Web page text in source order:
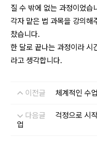
질 수 밖에 없는 과정이었습
각자 맡은 법 과목을 강의해
찼습니다.
한 달로 끝나는 과정이라 시
라고 생각합니다.
이전글 체계적인 수
다음글
걱정으로 시
업